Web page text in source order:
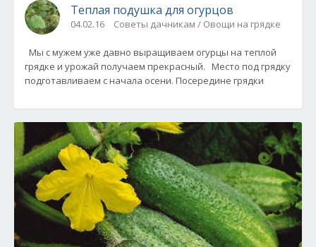
Теплая подушка для огурцов
04.02.16 Советы дачникам / Овощи на грядке
Мы с мужем уже давно выращиваем огурцы на теплой
грядке и урожай получаем прекрасный. Место под грядку
подготавливаем с начала осени. Посередине грядки